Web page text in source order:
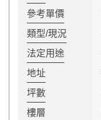
參考單價
類型/現況
法定用途
地址
坪數
樓層